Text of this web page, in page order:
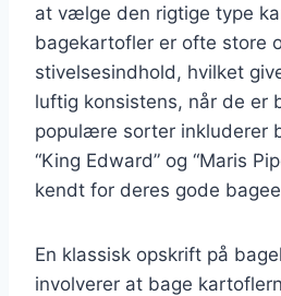
at vælge den rigtige type
bagekartofler er ofte store
stivelsesindhold, hvilket
luftig konsistens, når de er
populære sorter inkluderer
“King Edward” og “Maris
kendt for deres gode
En klassisk opskrift på
involverer at bage